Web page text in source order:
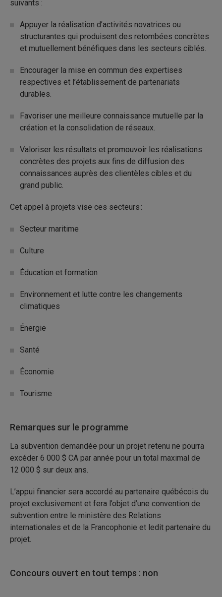
suivants :
Appuyer la réalisation d’activités novatrices ou
structurantes qui produisent des retombées concrètes
et mutuellement bénéfiques dans les secteurs ciblés.
Encourager la mise en commun des expertises
respectives et l’établissement de partenariats
durables.
Favoriser une meilleure connaissance mutuelle par la
création et la consolidation de réseaux.
Valoriser les résultats et promouvoir les réalisations
concrètes des projets aux fins de diffusion des
connaissances auprès des clientèles cibles et du
grand public.
Cet appel à projets vise ces secteurs :
Secteur maritime
Culture
Éducation et formation
Environnement et lutte contre les changements
climatiques
Énergie
Santé
Économie
Tourisme
Remarques sur le programme
La subvention demandée pour un projet retenu ne pourra
excéder 6 000 $ CA par année pour un total maximal de
12 000 $ sur deux ans.
L’appui financier sera accordé au partenaire québécois du
projet exclusivement et fera l’objet d’une convention de
subvention entre le ministère des Relations
internationales et de la Francophonie et ledit partenaire du
projet.
Concours ouvert en tout temps : non